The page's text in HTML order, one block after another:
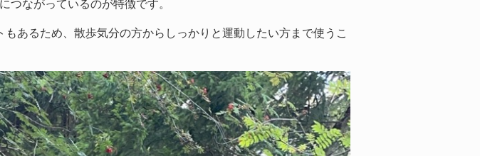
つながっているのが特徴です。
あるため、散歩気分の方からしっかりと運動したい方まで使うこ